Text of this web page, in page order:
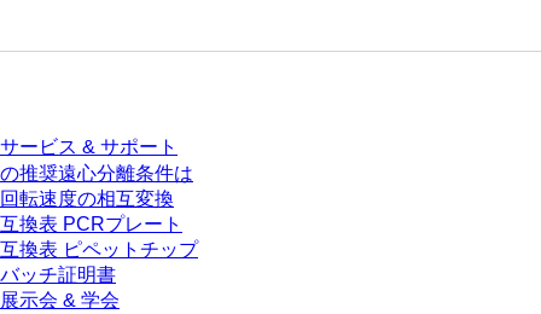
サービス & サポート
の推奨遠心分離条件は
回転速度の相互変換
互換表 PCRプレート
互換表 ピペットチップ
バッチ証明書
展示会 & 学会